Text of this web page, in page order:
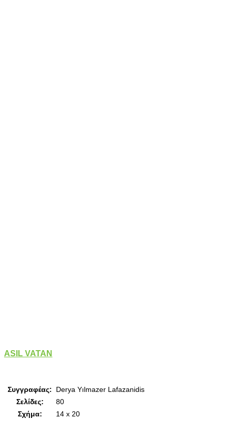
ASIL VATAN
Συγγραφέας:
Derya Yılmazer Lafazanidis
Σελίδες:
80
Σχήμα:
14 x 20